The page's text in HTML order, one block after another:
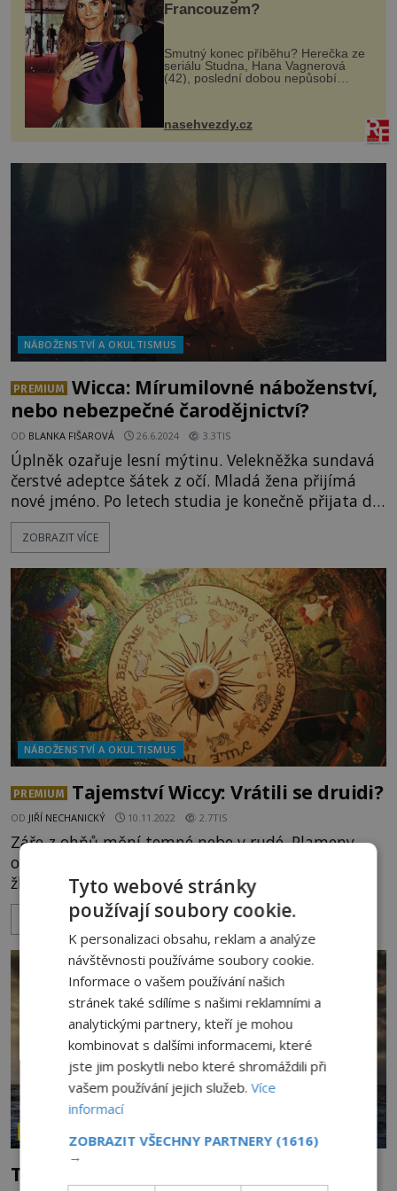
Francouzem?
Smutný konec příběhu? Herečka ze
seriálu Studna, Hana Vagnerová
(42), poslední dobou nepůsobí
nasehvezdy.cz
NÁBOŽENSTVÍ A OKULTISMUS
PREMIUM
Wicca: Mírumilovné náboženství,
nebo nebezpečné čarodějnictví?
OD BLANKA FIŠAROVÁ 26.6.2024 3.3TIS
Úplněk ozařuje lesní mýtinu. Velekněžka sundavá
čerstvé adeptce šátek z očí. Mladá žena přijímá
nové jméno. Po letech studia je konečně přijata do
čarodějnického spolku. Rozhlédne se po postavách
recitujících verše k poctě Bohyně. To je její nová
zasvěcovací rituál ve Wicce, hnutí, které si získává
stále větší počet příznivců. [gallery
ids="130369,130366,1
ZOBRAZIT VÍCE
NÁBOŽENSTVÍ A OKULTISMUS
PREMIUM Tajemství Wiccy: Vrátili se druidi?
OD JIŘÍ NECHANICKÝ 10.11.2022 2.7TIS
Záře z ohňů mění temné nebe v rudé. Plameny
osvětlují nespočet tváří hledících do plápolajících
žhavých útrob. Ve vzduchu je cítit pálící se maso
a nadšení. Je poslední dubnový večer a ohně
polykají slaměné figury čarodějnic. Všichni
přítomní se sešli především proto, aby se pobavili,
popili spoustu piva, opekli si buřty a druhý den,
na svátek práce, vyspávali kocovinu. Ovšem pozor,
„čarodějnice“
ZOBRAZIT VÍCE
Triquetra: Symbol mocné trojky
Tyto webové stránky
používají soubory cookie.
K personalizaci obsahu, reklam a analýze
návštěvnosti používáme soubory cookie.
Informace o vašem používání našich
stránek také sdílíme s našimi reklamními a
analytickými partnery, kteří je mohou
kombinovat s dalšími informacemi, které
jste jim poskytli nebo které shromáždili při
vašem používání jejich služeb.Více
informací
ZOBRAZIT VŠECHNY PARTNERY (1616)
→